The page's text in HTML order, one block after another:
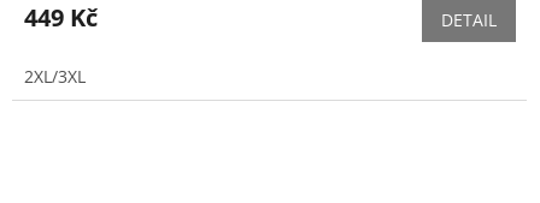
449 Kč DETAIL
2XL/3XL